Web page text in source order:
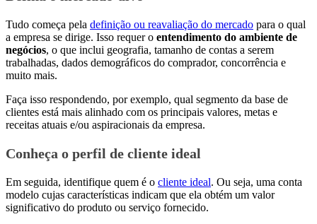
Tudo começa pela definição ou reavaliação do mercado para o qual
a empresa se dirige. Isso requer o entendimento do ambiente de
negócios, o que inclui geografia, tamanho de contas a serem
trabalhadas, dados demográficos do comprador, concorrência e
muito mais.
Faça isso respondendo, por exemplo, qual segmento da base de
clientes está mais alinhado com os principais valores, metas e
receitas atuais e/ou aspiracionais da empresa.
Conheça o perfil de cliente ideal
Em seguida, identifique quem é o cliente ideal. Ou seja, uma conta
modelo cujas características indicam que ela obtém um valor
significativo do produto ou serviço fornecido.